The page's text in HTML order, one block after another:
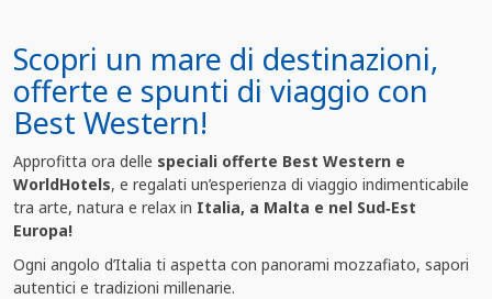
Scopri un mare di destinazioni,
offerte e spunti di viaggio con
Best Western!
Approfitta ora delle speciali offerte Best Western e
WorldHotels, e regalati un’esperienza di viaggio indimenticabile
tra arte, natura e relax in Italia, a Malta e nel Sud‑Est
Europa!
Ogni angolo d’Italia ti aspetta con panorami mozzafiato, sapori
autentici e tradizioni millenarie.